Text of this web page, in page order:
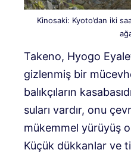
Kinosaki: Kyoto’dan iki
Takeno, Hyogo
gizlenmiş bir
balıkçıların
suları vardır, onu
mükemmel yürüyüş
Küçük dükkanlar ve